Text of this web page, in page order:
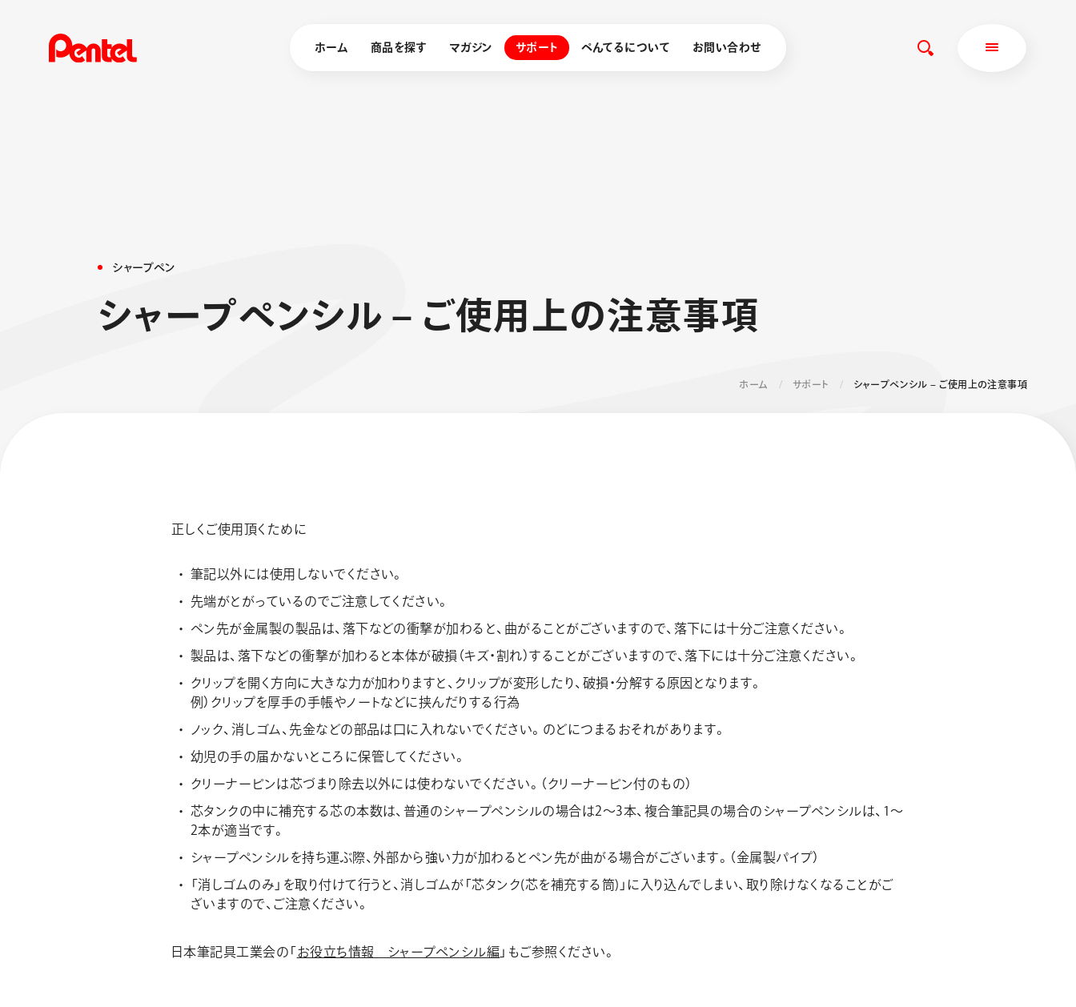
ホーム 商品を探す マガジン サポート ぺんてるについて お問い合わせ
画材
その他
運営会社
Skyly Design
シャープペン
シャープペンシル – ご使用 上 の注意事項
ホーム サポート シャープペンシル – ご使用上の注意事項
正しくご使用頂くために
筆記以外には使用しないでください。
先端がとがっているのでご注意してください。
ペン先が金属製の製品は、落下などの衝撃が加わると、曲がることがございますので、落下には十分ご注意ください。
製品は、落下などの衝撃が加わると本体が破損（キズ・割れ）することがございますので、落下には十分ご注意ください。
クリップを開く方向に大きな力が加わりますと、クリップが変形したり、破損・分解する原因となります。
例）クリップを厚手の手帳やノートなどに挟んだりする行為
ノック、消しゴム、先金などの部品は口に入れないでください。のどにつまるおそれがあります。
幼児の手の届かないところに保管してください。
クリーナーピンは芯づまり除去以外には使わないでください。（クリーナーピン付のもの）
芯タンクの中に補充する芯の本数は、普通のシャープペンシルの場合は2～3本、複合筆記具の場合のシャープペンシルは、1～
2本が適当です。
シャープペンシルを持ち運ぶ際、外部から強い力が加わるとペン先が曲がる場合がございます。（金属製パイプ）
「消しゴムのみ」を取り付けて行うと、消しゴムが「芯タンク(芯を補充する筒)」に入り込んでしまい、取り除けなくなることがご
ざいますので、ご注意ください。
日本筆記具工業会の「 お役立ち情報 シャープペンシル編 」もご参照ください。